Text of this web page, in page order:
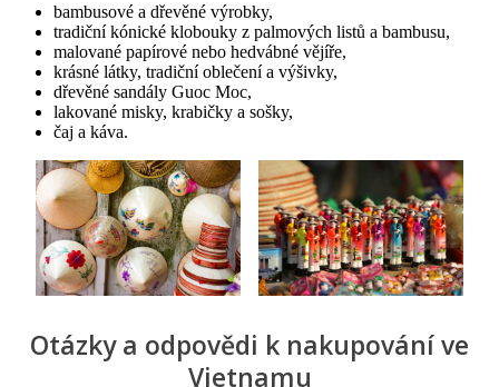
bambusové a dřevěné výrobky,
tradiční kónické klobouky z palmových listů a bambusu,
malované papírové nebo hedvábné vějíře,
krásné látky, tradiční oblečení a výšivky,
dřevěné sandály Guoc Moc,
lakované misky, krabičky a sošky,
čaj a káva.
Otázky a odpovědi k nakupování ve
Vietnamu